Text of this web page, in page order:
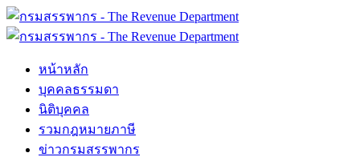
หน้าหลัก
บุคคลธรรมดา
นิติบุคคล
รวมกฎหมายภาษี
ข่าวกรมสรรพากร